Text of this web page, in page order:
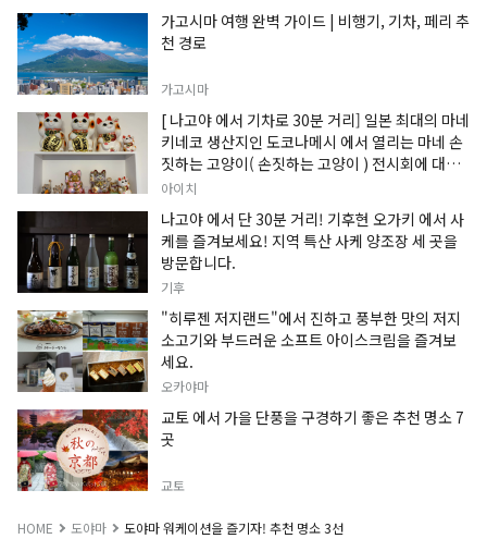
가고시마 여행 완벽 가이드 | 비행기, 기차, 페리 추
천 경로
가고시마
[ 나고야 에서 기차로 30분 거리] 일본 최대의 마네
키네코 생산지인 도코나메시 에서 열리는 마네 손
짓하는 고양이( 손짓하는 고양이 ) 전시회에 대한
정보입니다.
아이치
나고야 에서 단 30분 거리! 기후현 오가키 에서 사
케를 즐겨보세요! 지역 특산 사케 양조장 세 곳을
방문합니다.
기후
"히루젠 저지랜드"에서 진하고 풍부한 맛의 저지
소고기와 부드러운 소프트 아이스크림을 즐겨보
세요.
오카야마
교토 에서 가을 단풍을 구경하기 좋은 추천 명소 7
곳
교토
HOME 도야마 도야마 워케이션을 즐기자! 추천 명소 3선